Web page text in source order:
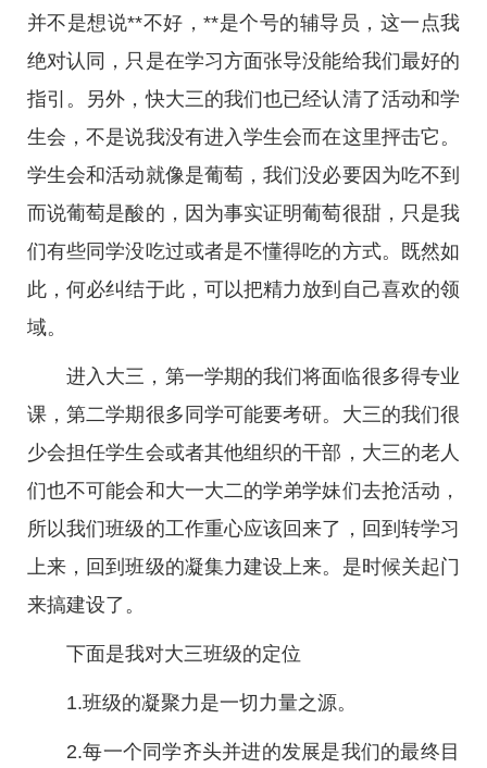
并不是想说**不好，**是个号的辅导员，这一点我
绝对认同，只是在学习方面张导没能给我们最好的
指引。另外，快大三的我们也已经认清了活动和学
生会，不是说我没有进入学生会而在这里抨击它。
学生会和活动就像是葡萄，我们没必要因为吃不到
而说葡萄是酸的，因为事实证明葡萄很甜，只是我
们有些同学没吃过或者是不懂得吃的方式。既然如
此，何必纠结于此，可以把精力放到自己喜欢的领
域。
进入大三，第一学期的我们将面临很多得专业
课，第二学期很多同学可能要考研。大三的我们很
少会担任学生会或者其他组织的干部，大三的老人
们也不可能会和大一大二的学弟学妹们去抢活动，
所以我们班级的工作重心应该回来了，回到转学习
上来，回到班级的凝集力建设上来。是时候关起门
来搞建设了。
下面是我对大三班级的定位
1.班级的凝聚力是一切力量之源。
2.每一个同学齐头并进的发展是我们的最终目